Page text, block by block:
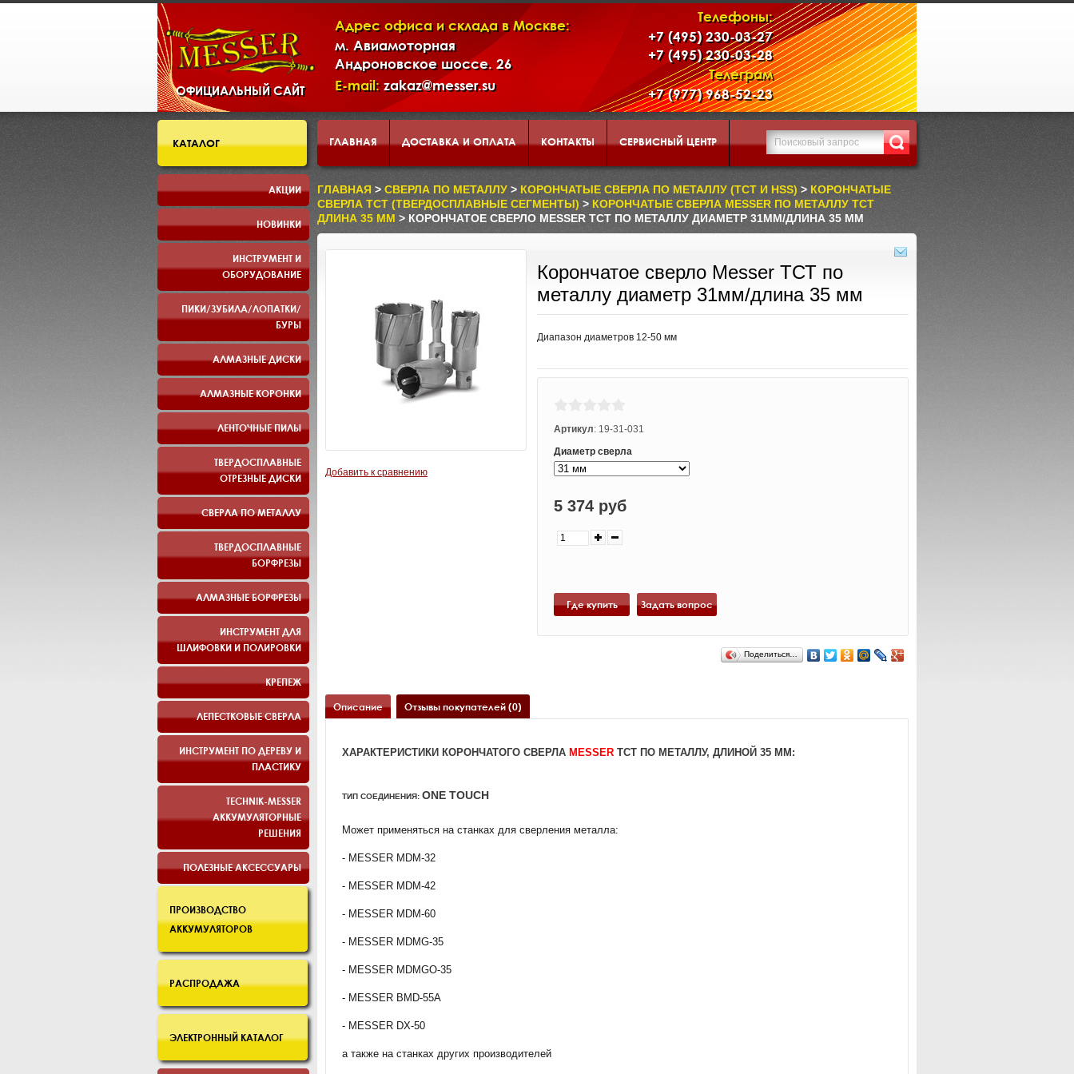
ОФИЦИАЛЬНЫЙ САЙТ
Адрес офиса и склада в Москве:
м. Авиамоторная
Андроновское шоссе. 26
E-mail:zakaz@messer.su
Телефоны:
+7 (495) 230-03-27
+7 (495) 230-03-28
Телеграм
+7 (977) 968-52-23
ГЛАВНАЯ ДОСТАВКА И ОПЛАТА КОНТАКТЫ СЕРВИСНЫЙ ЦЕНТР
СКЛАД КОРЗИНА О НАС
ПРЕЗЕНТАЦИЯ ИНСТРУМЕНТА И ОБОРУДОВАНИЯ MESSER
КАТАЛОГ
АКЦИИ
НОВИНКИ
ИНСТРУМЕНТ И
ОБОРУДОВАНИЕ
ПИКИ/ЗУБИЛА/ЛОПАТКИ/
БУРЫ
АЛМАЗНЫЕ ДИСКИ
АЛМАЗНЫЕ КОРОНКИ
ЛЕНТОЧНЫЕ ПИЛЫ
ТВЕРДОСПЛАВНЫЕ
ОТРЕЗНЫЕ ДИСКИ
СВЕРЛА ПО МЕТАЛЛУ
ТВЕРДОСПЛАВНЫЕ
БОРФРЕЗЫ
АЛМАЗНЫЕ БОРФРЕЗЫ
ИНСТРУМЕНТ ДЛЯ
ШЛИФОВКИ И ПОЛИРОВКИ
КРЕПЕЖ
ЛЕПЕСТКОВЫЕ СВЕРЛА
ИНСТРУМЕНТ ПО ДЕРЕВУ И
ПЛАСТИКУ
TECHNIK-MESSER
АККУМУЛЯТОРНЫЕ
РЕШЕНИЯ
ПОЛЕЗНЫЕ АКСЕССУАРЫ
ПРОИЗВОДСТВО
АККУМУЛЯТОРОВ
РАСПРОДАЖА
ЭЛЕКТРОННЫЙ КАТАЛОГ
ГЛАВНАЯ > СВЕРЛА ПО МЕТАЛЛУ > КОРОНЧАТЫЕ СВЕРЛА ПО МЕТАЛЛУ (TCT И HSS) > КОРОНЧАТЫЕ
СВЕРЛА TCT (ТВЕРДОСПЛАВНЫЕ СЕГМЕНТЫ) > КОРОНЧАТЫЕ СВЕРЛА MESSER ПО МЕТАЛЛУ ТСТ
ДЛИНА 35 ММ > КОРОНЧАТОЕ СВЕРЛО MESSER ТСТ ПО МЕТАЛЛУ ДИАМЕТР 31ММ/ДЛИНА 35 ММ
Корончатое сверло Messer ТСТ по
металлу диаметр 31мм/длина 35 мм
Диапазон диаметров 12-50 мм
Артикул: 19-31-031
Диаметр сверла
5 374 руб
Где купить
Поделиться…
Добавить к сравнению
Описание Отзывы покупателей (0)
ХАРАКТЕРИСТИКИ КОРОНЧАТОГО СВЕРЛА MESSER TCT ПО МЕТАЛЛУ, ДЛИНОЙ 35 ММ:
ТИП СОЕДИНЕНИЯ: ONE TOUCH
Может применяться на станках для сверления металла:
- MESSER MDM-32
- MESSER MDM-42
- MESSER MDM-60
- MESSER MDMG-35
- MESSER MDMGO-35
- MESSER BMD-55A
- MESSER DX-50
а также на станках других производителей